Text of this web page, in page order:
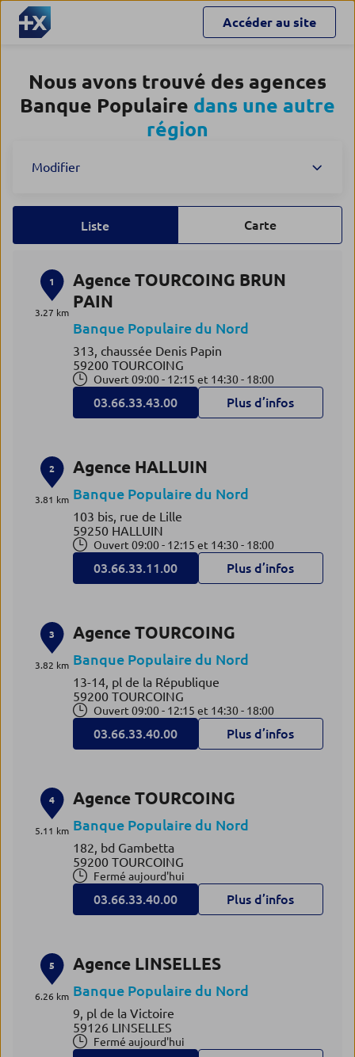
Accéder au site
Nous avons trouvé des agences
Banque Populaire dans une autre
région
Modifier
Liste Carte
1
3.27 km
Agence TOURCOING BRUN
PAIN
Banque Populaire du Nord
313, chaussée Denis Papin
59200 TOURCOING
Ouvert 09:00 - 12:15 et 14:30 - 18:00
03.66.33.43.00 Plus d’infos
2
3.81 km
Agence HALLUIN
Banque Populaire du Nord
103 bis, rue de Lille
59250 HALLUIN
Ouvert 09:00 - 12:15 et 14:30 - 18:00
03.66.33.11.00 Plus d’infos
3
3.82 km
Agence TOURCOING
Banque Populaire du Nord
13-14, pl de la République
59200 TOURCOING
Ouvert 09:00 - 12:15 et 14:30 - 18:00
03.66.33.40.00 Plus d’infos
4
5.11 km
Agence TOURCOING
Banque Populaire du Nord
182, bd Gambetta
59200 TOURCOING
Fermé aujourd'hui
03.66.33.40.00 Plus d’infos
5
6.26 km
Agence LINSELLES
Banque Populaire du Nord
9, pl de la Victoire
59126 LINSELLES
Fermé aujourd'hui